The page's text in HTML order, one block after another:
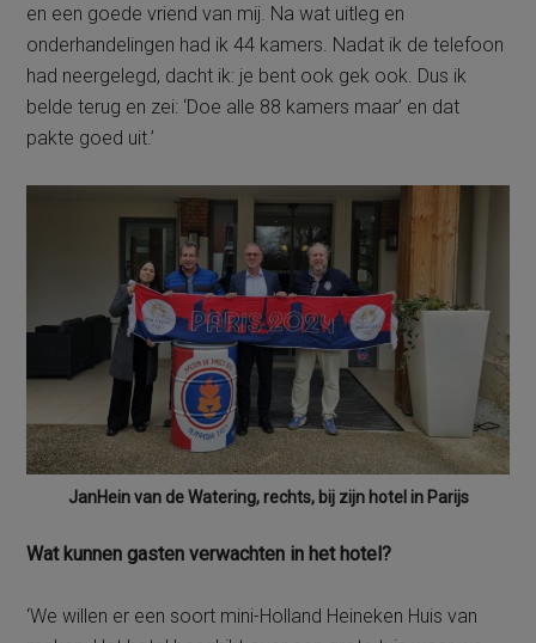
en een goede vriend van mij. Na wat uitleg en
onderhandelingen had ik 44 kamers. Nadat ik de telefoon
had neergelegd, dacht ik: je bent ook gek ook. Dus ik
belde terug en zei: ‘Doe alle 88 kamers maar’ en dat
pakte goed uit.’
JanHein van de Watering, rechts, bij zijn hotel in Parijs
Wat kunnen gasten verwachten in het hotel?
‘We willen er een soort mini-Holland Heineken Huis van